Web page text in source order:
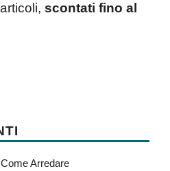
scontati fino al
Arredare